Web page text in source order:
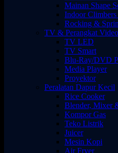
Mainan Shape
Indoor
Rocking &
TV & Perangkat Video
TV LED
TV Smart
Blu-Ray/DVD
Media Player
Proyektor
Peralatan Dapur Kecil
Rice Cooker
Blender, Mixer
Kompor Gas
Teko Listrik
Juicer
Mesin Kopi
Air Fryer